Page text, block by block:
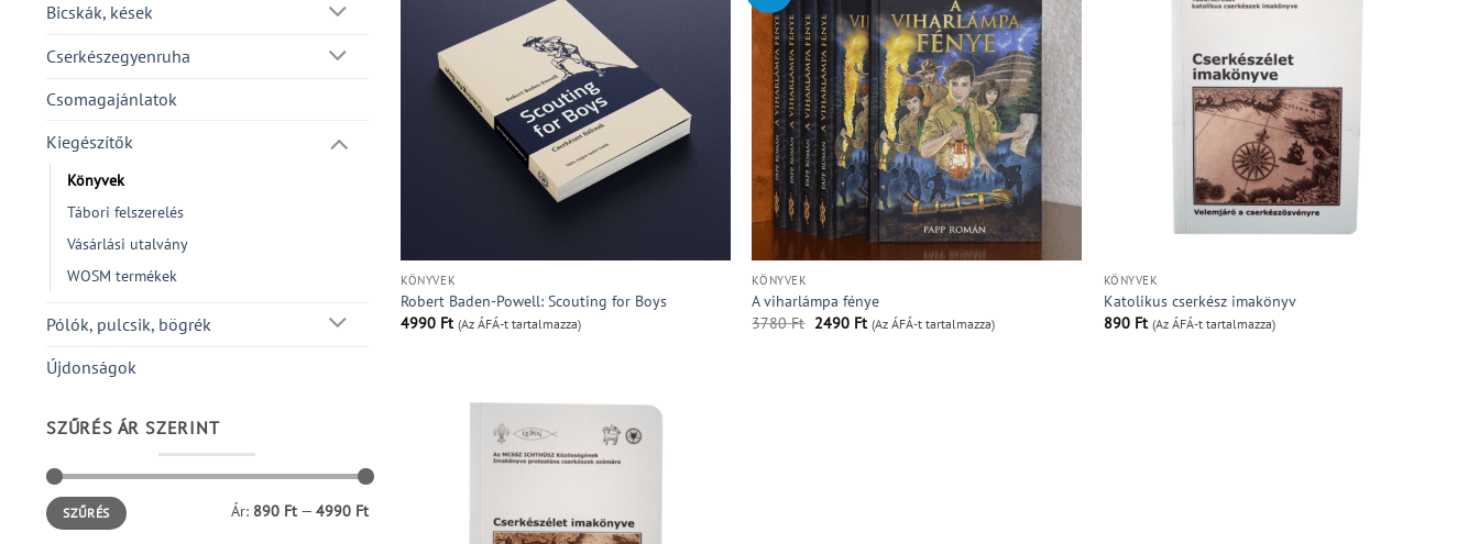
Bicskák, kések
Cserkészegyenruha
Csomagajánlatok
Kiegészítők
Könyvek
Tábori felszerelés
Vásárlási utalvány
WOSM termékek
Pólók, pulcsik, bögrék
Újdonságok
SZŰRÉS ÁR SZERINT
Min
ár
Max
ár SZŰRÉS Ár: 890 Ft— 4990 Ft
KÖNYVEK
Robert Baden-Powell: Scouting for Boys
4990 Ft (Az ÁFÁ-t tartalmazza)
KÖNYVEK
A viharlámpa fénye
3780Ft Original
2490 FtCurrent
price
(Az ÁFÁ-t tartalmazza)
KÖNYVEK
Katolikus cserkész imakönyv
890 Ft (Az ÁFÁ-t tartalmazza)